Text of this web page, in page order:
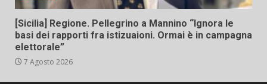
[Sicilia] Regione. Pellegrino a Mannino “Ignora le
basi dei rapporti fra istizuaioni. Ormai è in campagna
elettorale”
7 Agosto 2026